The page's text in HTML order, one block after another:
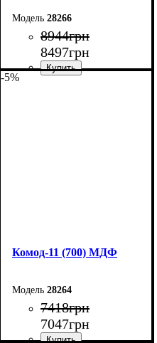
28266
8944грн
8497грн
-5%
Комод-11 (700) МДФ
28264
7418грн
7047грн